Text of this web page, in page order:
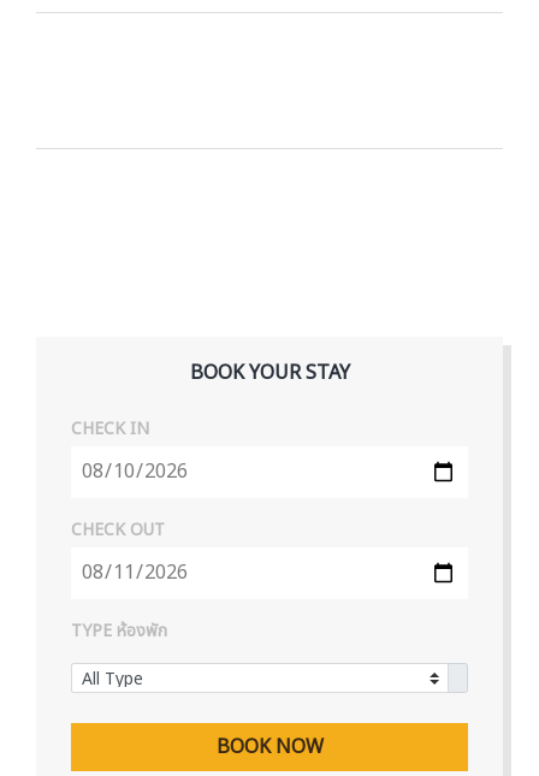
BOOK YOUR STAY
CHECK IN
CHECK OUT
TYPE ห้องพัก
BOOK NOW